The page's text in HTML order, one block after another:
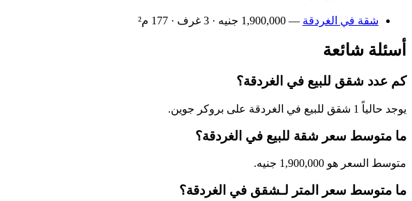
شقة في الغردقة — 1,900,000 جنيه · 3 غرف · 177 م²
أسئلة شائعة
كم عدد شقق للبيع في الغردقة؟
يوجد حالياً 1 شقق للبيع في الغردقة على بروكر جوين.
ما متوسط سعر شقة للبيع في الغردقة؟
متوسط السعر هو 1,900,000 جنيه.
ما متوسط سعر المتر لـشقق في الغردقة؟